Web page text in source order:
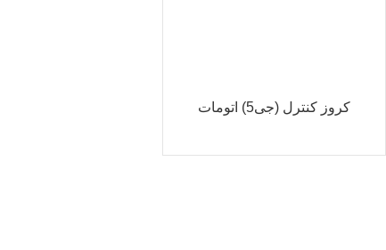
کروز کنترل (جی5) اتومات